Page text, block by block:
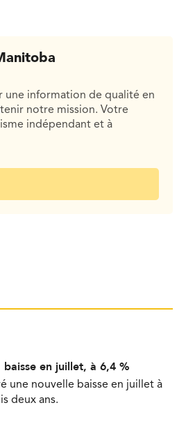
une information de qualité en
notre mission. Votre
indépendant et à
en juillet, à 6,4 %
une nouvelle baisse en juillet à
deux ans.